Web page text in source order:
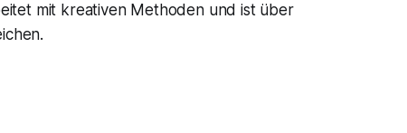
mit kreativen Methoden und ist über